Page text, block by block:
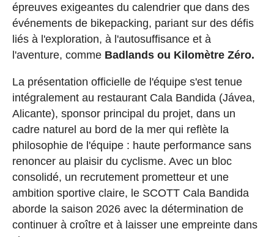
épreuves exigeantes du calendrier que dans des
événements de bikepacking, pariant sur des défis
liés à l'exploration, à l'autosuffisance et à
l'aventure, comme Badlands ou Kilomètre Zéro.
La présentation officielle de l'équipe s'est tenue
intégralement au restaurant Cala Bandida (Jávea,
Alicante), sponsor principal du projet, dans un
cadre naturel au bord de la mer qui reflète la
philosophie de l'équipe : haute performance sans
renoncer au plaisir du cyclisme. Avec un bloc
consolidé, un recrutement prometteur et une
ambition sportive claire, le SCOTT Cala Bandida
aborde la saison 2026 avec la détermination de
continuer à croître et à laisser une empreinte dans